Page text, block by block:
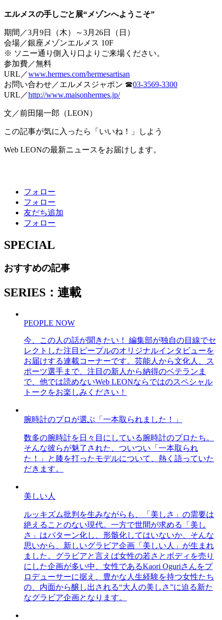
エルメスの手しごと展“メゾンへようこそ”
期間／3月9日（木）～3月26日（日）
会場／銀座メゾンエルメス 10F
※ ソニー通り側入り口よりご来場ください。
参加費／無料
URL／www.hermes.com/hermesartisan
お問い合わせ／エルメスジャポン ☎︎03-3569-3300
URL／http://www.maisonhermes.jp/
文／前田陽一郎（LEON）
この記事が気に入ったら「いいね！」しよう
Web LEONの最新ニュースをお届けします。
フォロー
フォロー
友だち追加
フォロー
SPECIAL
おすすめの記事
SERIES：連載
PEOPLE NOW
今、この人の話が聞きたい！ 編集部が独自の目線でセ
レクトした注目ピープルのオリジナルインタビューを
お届けする連載コーナーです。芸能人から文化人、ス
ポーツ選手まで、注目の新人から納得のベテランま
で、他では読めないWeb LEONならではのスペシャル
トークをお楽しみください！
腕時計のプロが選ぶ「一本取られました！」
数多の腕時計を日々目にしている腕時計のプロたち。
そんな彼らが魅了された、ついつい「一本取られ
た！」と膝を打ったモデルについて、熱く語っていた
だきます。
美しい人
ルッキズム批判を生みながらも、「美しさ」の需要は
絶えることのない現代。一方で世間が求める「美し
さ」はパターン化し、形骸化してはいないか、そんな
思いから、新しいグラビア企画「美しい人」が生まれ
ました。グラビアと言えば女性の若さとボディを売り
にした企画が多い中、女性であるKaori Oguriさんをプ
ロデューサーに据え、豊かな人生経験を持つ女性たち
の、内面から醸し出される“大人の美しさ”に迫る新た
なグラビア企画となります。